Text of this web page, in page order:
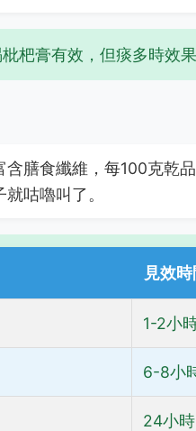
杷膏有效，但痰多時效
膳食纖維，每100克乾品
咕嚕叫了。
見效時
1-2小
6-8小
24小